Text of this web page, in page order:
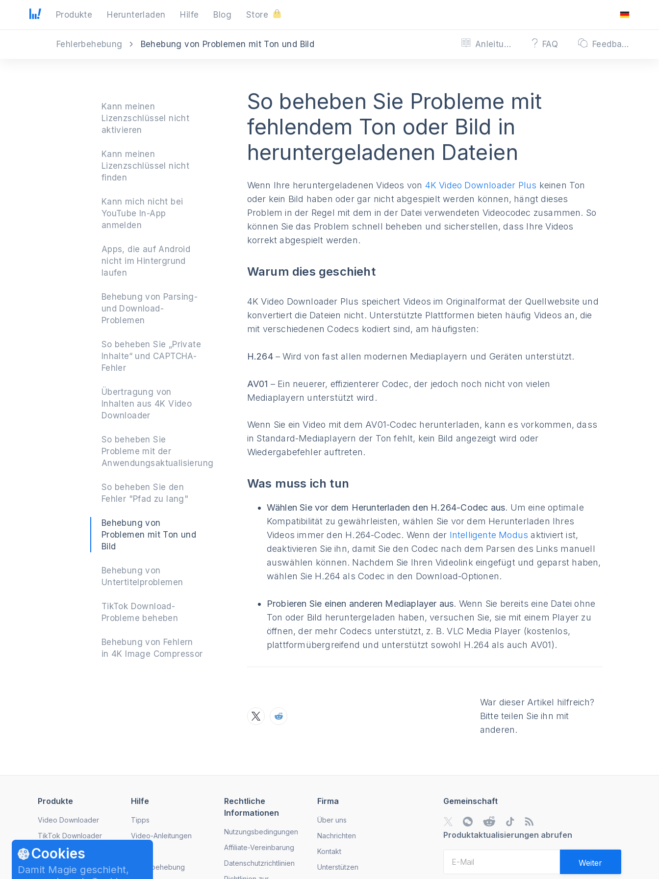
Produkte Herunterladen Hilfe Blog Store
Fehlerbehebung Behebung von Problemen mit Ton und Bild Anleitungen FAQ Feedback
Kann meinen
Lizenzschlüssel nicht
aktivieren
Kann meinen
Lizenzschlüssel nicht
finden
Kann mich nicht bei
YouTube In-App
anmelden
Apps, die auf Android
nicht im Hintergrund
laufen
Behebung von Parsing-
und Download-
Problemen
So beheben Sie „Private
Inhalte“ und CAPTCHA-
Fehler
Übertragung von
Inhalten aus 4K Video
Downloader
So beheben Sie
Probleme mit der
Anwendungsaktualisierung
So beheben Sie den
Fehler "Pfad zu lang"
Behebung von
Problemen mit Ton und
Bild
Behebung von
Untertitelproblemen
TikTok Download-
Probleme beheben
Behebung von Fehlern
in 4K Image Compressor
So beheben Sie Probleme mit
fehlendem Ton oder Bild in
heruntergeladenen Dateien
Wenn Ihre heruntergeladenen Videos von 4K Video Downloader Plus keinen Ton
oder kein Bild haben oder gar nicht abgespielt werden können, hängt dieses
Problem in der Regel mit dem in der Datei verwendeten Videocodec zusammen. So
können Sie das Problem schnell beheben und sicherstellen, dass Ihre Videos
korrekt abgespielt werden.
Warum dies geschieht
4K Video Downloader Plus speichert Videos im Originalformat der Quellwebsite und
konvertiert die Dateien nicht. Unterstützte Plattformen bieten häufig Videos an, die
mit verschiedenen Codecs kodiert sind, am häufigsten:
H.264– Wird von fast allen modernen Mediaplayern und Geräten unterstützt.
AV01 – Ein neuerer, effizienterer Codec, der jedoch noch nicht von vielen
Mediaplayern unterstützt wird.
Wenn Sie ein Video mit dem AV01-Codec herunterladen, kann es vorkommen, dass
in Standard-Mediaplayern der Ton fehlt, kein Bild angezeigt wird oder
Wiedergabefehler auftreten.
Was muss ich tun
Wählen Sie vor dem Herunterladen den H.264-Codec aus. Um eine optimale
Kompatibilität zu gewährleisten, wählen Sie vor dem Herunterladen Ihres
Videos immer den H.264-Codec. Wenn der Intelligente Modus aktiviert ist,
deaktivieren Sie ihn, damit Sie den Codec nach dem Parsen des Links manuell
auswählen können. Nachdem Sie Ihren Videolink eingefügt und geparst haben,
wählen Sie H.264 als Codec in den Download-Optionen.
Probieren Sie einen anderen Mediaplayer aus. Wenn Sie bereits eine Datei ohne
Ton oder Bild heruntergeladen haben, versuchen Sie, sie mit einem Player zu
öffnen, der mehr Codecs unterstützt, z. B. VLC Media Player (kostenlos,
plattformübergreifend und unterstützt sowohl H.264 als auch AV01).
War dieser Artikel hilfreich?
Bitte teilen Sie ihn mit
anderen.
Cookies
Damit Magie geschieht,
Produkte
Video Downloader
TikTok Downloader
Instagram Downloader
YouTube to MP3
Hilfe
Tipps
Video-Anleitungen
Fehlerbehebung
Rechtliche
Informationen
Nutzungsbedingungen
Affiliate-Vereinbarung
Datenschutzrichtlinien
Firma
Über uns
Nachrichten
Kontakt
Unterstützen
Gemeinschaft
Produktaktualisierungen abrufen
Weiter